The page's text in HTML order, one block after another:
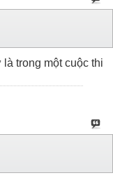
trong một cuộc thi